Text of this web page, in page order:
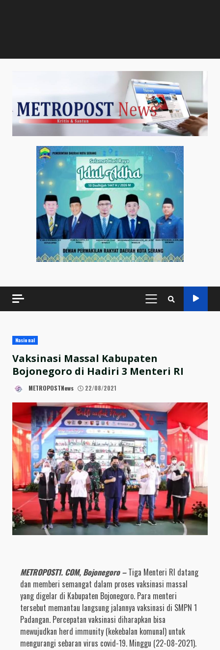
PRIMARY
MENU
Nasional
Vaksinasi Massal Kabupaten
Bojonegoro di Hadiri 3 Menteri RI
METROPOSTNews 22/08/2021
METROPOST1. COM, Bojonegoro – Tiga Menteri RI datang
dan memberi semangat dalam proses vaksinasi massal
yang digelar di Kabupaten Bojonegoro. Para menteri
tersebut memantau langsung jalannya vaksinasi di SMPN 1
Padangan. Percepatan vaksinasi diharapkan bisa
mewujudkan herd immunity (kekebalan komunal) untuk
mengurangi sebaran virus covid-19. Minggu (22-08-2021).